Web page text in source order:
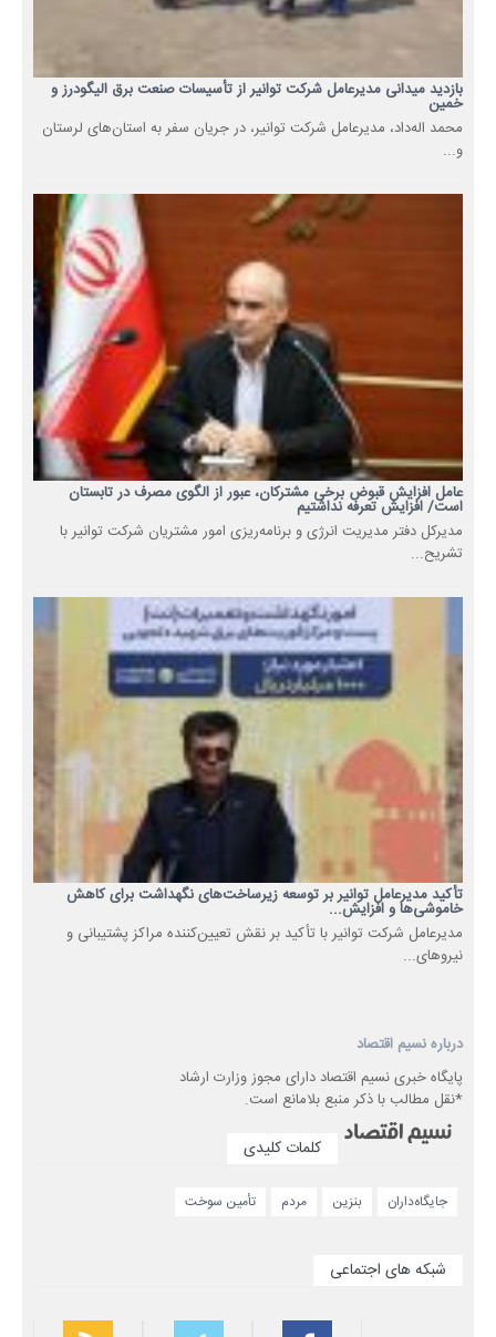
بازدید میدانی مدیرعامل شرکت توانیر از تأسیسات صنعت برق الیگودرز و
خمین
محمد اله‌داد، مدیرعامل شرکت توانیر، در جریان سفر به استان‌های لرستان
و...
عامل افزایش قبوض برخی مشترکان، عبور از الگوی مصرف در تابستان
است/ افزایش تعرفه نداشتیم
مدیرکل دفتر مدیریت انرژی و برنامه‌ریزی امور مشتریان شرکت توانیر با
تشریح...
تأکید مدیرعامل توانیر بر توسعه زیرساخت‌های نگهداشت برای کاهش
خاموشی‌ها و افزایش...
مدیرعامل شرکت توانیر با تأکید بر نقش تعیین‌کننده مراکز پشتیبانی و
نیروهای...
درباره نسیم اقتصاد
پایگاه خبری نسیم اقتصاد دارای مجوز وزارت ارشاد
*نقل مطالب با ذکر منبع بلامانع است.
کلمات کلیدی
جایگاه‌داران بنزین مردم تأمین سوخت
شبکه های اجتماعی